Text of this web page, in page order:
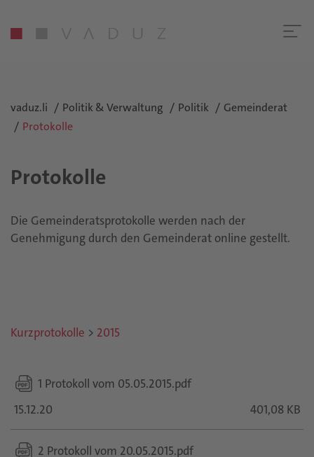
vaduz.li Politik & Verwaltung Politik
Gemeinderat
Protokolle
Protokolle
Die Gemeinderatsprotokolle werden nach der
Genehmigung durch den Gemeinderat online gestellt.
Kurzprotokolle > 2015
1 Protokoll vom 05.05.2015.pdf
15.12.20
401,08 KB
2 Protokoll vom 20.05.2015.pdf